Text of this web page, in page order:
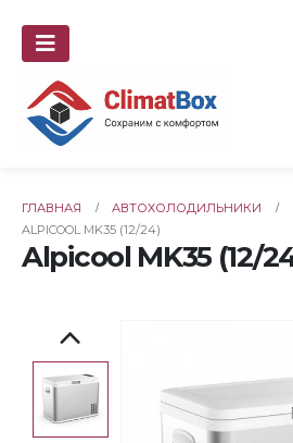
ГЛАВНАЯ
АВТОХОЛОДИЛЬНИКИ
ALPICOOL MK35 (12/24)
Alpicool MK35 (12/